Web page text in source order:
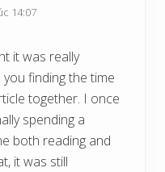
14:07
it was really
finding the time
together. I once
spending a
both reading and
it was still